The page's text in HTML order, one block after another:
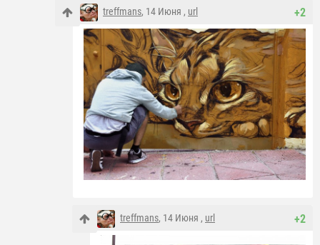
+2
treffmans, 14 Июня , url
+2
treffmans, 14 Июня , url